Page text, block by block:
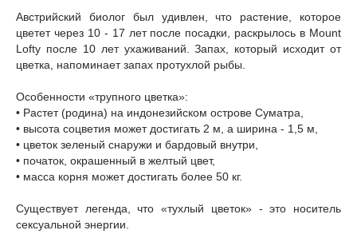
Австрийский биолог был удивлен, что растение, которое
цветет через 10 - 17 лет после посадки, раскрылось в Mount
Lofty после 10 лет ухаживаний. Запах, который исходит от
цветка, напоминает запах протухлой рыбы.
Особенности «трупного цветка»:
• Растет (родина) на индонезийском острове Суматра,
• высота соцветия может достигать 2 м, а ширина - 1,5 м,
• цветок зеленый снаружи и бардовый внутри,
• початок, окрашенный в желтый цвет,
• масса корня может достигать более 50 кг.
Существует легенда, что «тухлый цветок» - это носитель
сексуальной энергии.